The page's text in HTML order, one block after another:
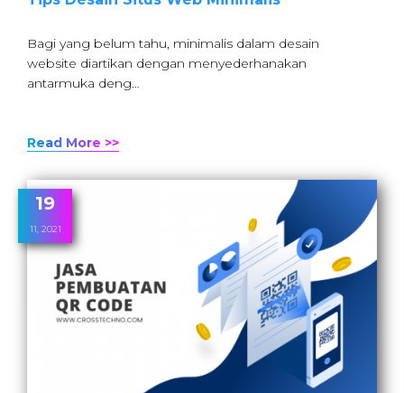
Bagi yang belum tahu, minimalis dalam desain
website diartikan dengan menyederhanakan
antarmuka deng…
Read More >>
19
11, 2021